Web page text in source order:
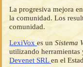
La progresiva mejora
la comunidad. Los
comunidad.
LexiVoxes unSistema
utilizando
Devenet SRLen el